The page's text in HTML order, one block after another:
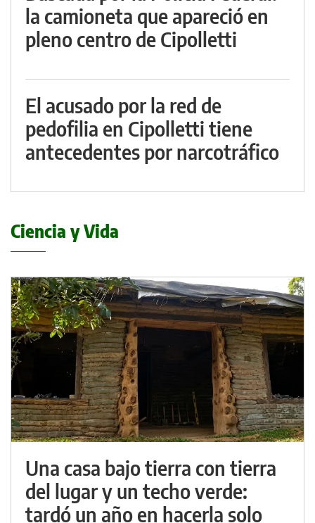
la camioneta que apareció en
pleno centro de Cipolletti
El acusado por la red de
pedofilia en Cipolletti tiene
antecedentes por narcotráfico
Ciencia y Vida
Una casa bajo tierra con tierra
del lugar y un techo verde:
tardó un año en hacerla solo